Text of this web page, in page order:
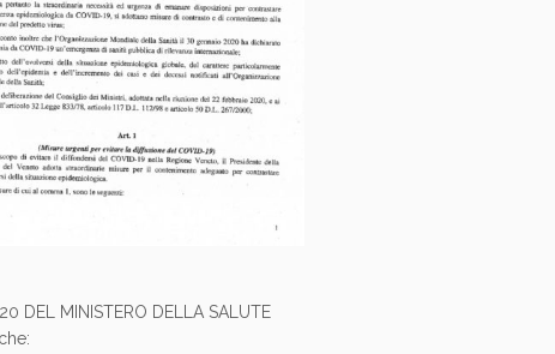
DEL MINISTERO DELLA SALUTE